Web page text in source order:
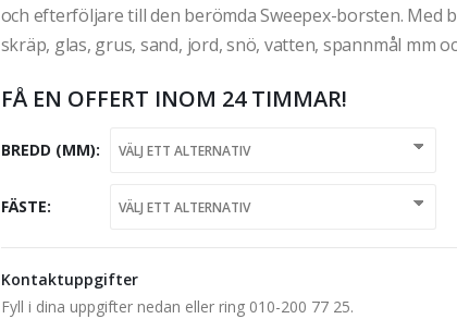
och efterföljare till den berömda Sweepex-borsten. Med
skräp, glas, grus, sand, jord, snö, vatten, spannmål mm
FÅ EN OFFERT INOM 24 TIMMAR!
BREDD (MM)
FÄSTE
Kontaktuppgifter
Fyll i dina uppgifter nedan eller ring 010-200 77 25.